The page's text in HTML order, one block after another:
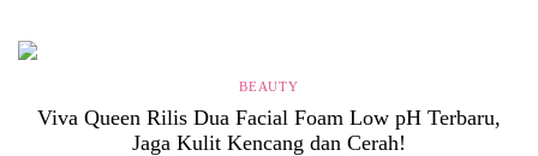
BEAUTY
Viva Queen Rilis Dua Facial Foam Low pH Terbaru,
Jaga Kulit Kencang dan Cerah!